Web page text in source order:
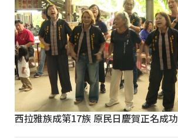
西拉雅族成第17族 原民日慶賀正名成功